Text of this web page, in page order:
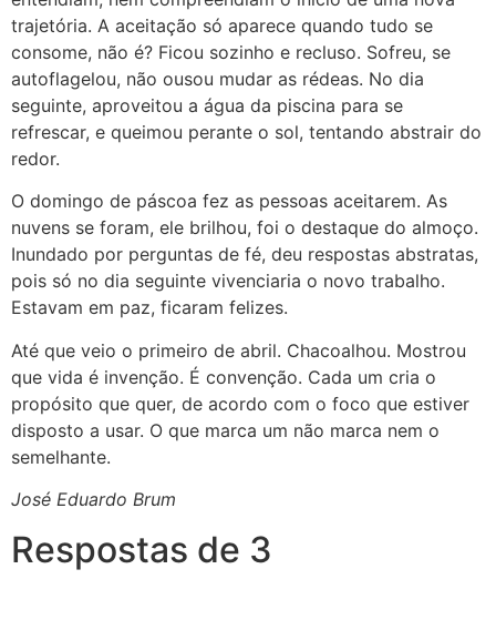
trajetória. A aceitação só aparece quando tudo se
consome, não é? Ficou sozinho e recluso. Sofreu, se
autoflagelou, não ousou mudar as rédeas. No dia
seguinte, aproveitou a água da piscina para se
refrescar, e queimou perante o sol, tentando abstrair do
redor.
O domingo de páscoa fez as pessoas aceitarem. As
nuvens se foram, ele brilhou, foi o destaque do almoço.
Inundado por perguntas de fé, deu respostas abstratas,
pois só no dia seguinte vivenciaria o novo trabalho.
Estavam em paz, ficaram felizes.
Até que veio o primeiro de abril. Chacoalhou. Mostrou
que vida é invenção. É convenção. Cada um cria o
propósito que quer, de acordo com o foco que estiver
disposto a usar. O que marca um não marca nem o
semelhante.
José Eduardo Brum
Respostas de 3